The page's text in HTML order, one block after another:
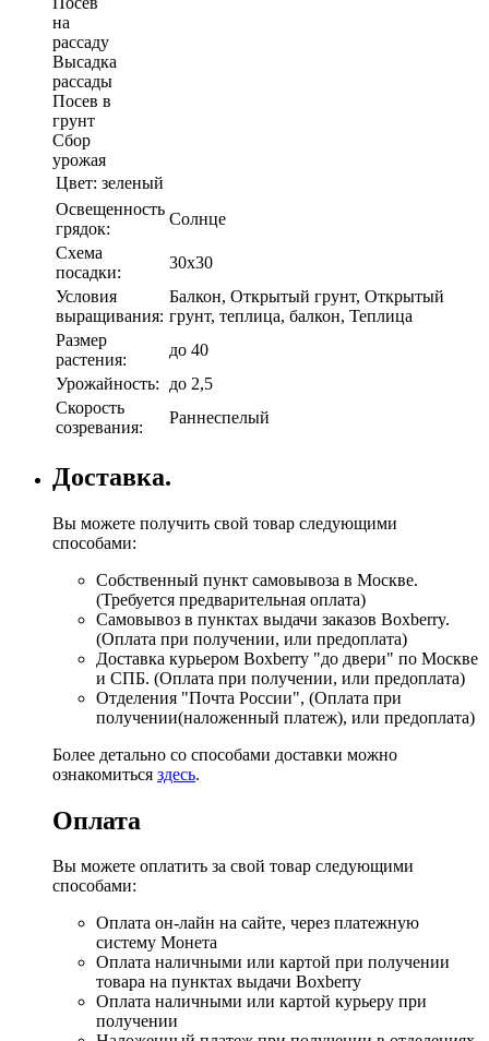
на
рассаду
Высадка
рассады
Посев в
грунт
Сбор
урожая
Цвет: зеленый
Освещенность
грядок:
Солнце
Схема
посадки:
30х30
Условия
выращивания:
Балкон, Открытый грунт, Открытый
грунт, теплица, балкон, Теплица
Размер
растения:
до 40
Урожайность:
до 2,5
Скорость
созревания:
Раннеспелый
Доставка.
Вы можете получить свой товар следующими
способами:
Собственный пункт самовывоза в Москве.
(Требуется предварительная оплата)
Самовывоз в пунктах выдачи заказов Boxberry.
(Оплата при получении, или предоплата)
Доставка курьером Boxberry "до двери" по Москве
и СПБ. (Оплата при получении, или предоплата)
Отделения "Почта России", (Оплата при
получении(наложенный платеж), или предоплата)
Более детально со способами доставки можно
ознакомиться здесь.
Оплата
Вы можете оплатить за свой товар следующими
способами:
Оплата он-лайн на сайте, через платежную
систему Монета
Оплата наличными или картой при получении
товара на пунктах выдачи Boxberry
Оплата наличными или картой курьеру при
получении